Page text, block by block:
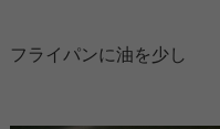
フライパンに油を少し